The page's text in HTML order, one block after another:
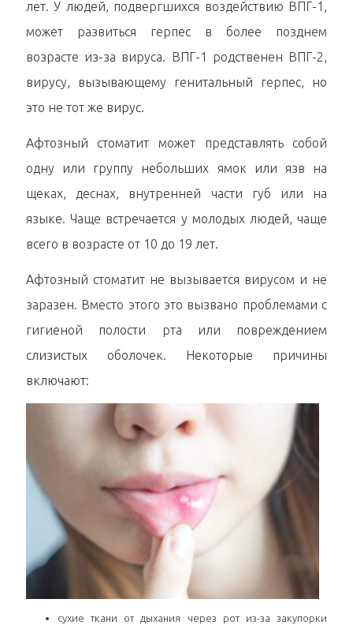
лет. У людей, подвергшихся воздействию ВПГ-1,
может развиться герпес в более позднем
возрасте из-за вируса. ВПГ-1 родственен ВПГ-2,
вирусу, вызывающему генитальный герпес, но
это не тот же вирус.
Афтозный стоматит может представлять собой
одну или группу небольших ямок или язв на
щеках, деснах, внутренней части губ или на
языке. Чаще встречается у молодых людей, чаще
всего в возрасте от 10 до 19 лет.
Афтозный стоматит не вызывается вирусом и не
заразен. Вместо этого это вызвано проблемами с
гигиеной полости рта или повреждением
слизистых оболочек. Некоторые причины
включают:
сухие ткани от дыхания через рот из-за закупорки